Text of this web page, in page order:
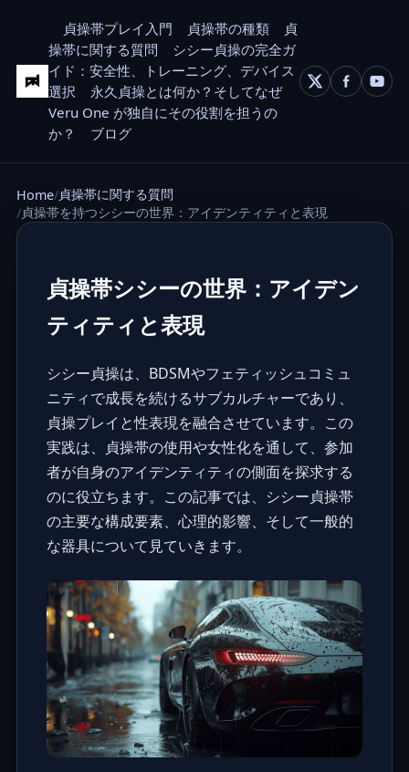
貞操帯プレイ入門 貞操帯の種類
貞
操帯に関する質問
シシー貞操の完全ガ
イド：安全性、トレーニング、デバイス
選択
永久貞操とは何か？そしてなぜ
Veru One が独自にその役割を担うの
か？
ブログ
Home 貞操帯に関する質問
貞操帯を持つシシーの世界：アイデンティティと表現
貞操帯シシーの世界：アイデン
ティティと表現
シシー貞操は、BDSMやフェティッシュコミュ
ニティで成長を続けるサブカルチャーであり、
貞操プレイと性表現を融合させています。この
実践は、貞操帯の使用や女性化を通して、参加
者が自身のアイデンティティの側面を探求する
のに役立ちます。この記事では、シシー貞操帯
の主要な構成要素、心理的影響、そして一般的
な器具について見ていきます。